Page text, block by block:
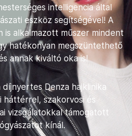
intelligencia által
eszköz segítségével! A
is alkalmazott műszer mindent
hatékonyan megszüntethető
annak kiváltó oka is!
Denza hajklinika
háttérrel, szakorvosi és
vizsgálatokkal támogatott
kínál.